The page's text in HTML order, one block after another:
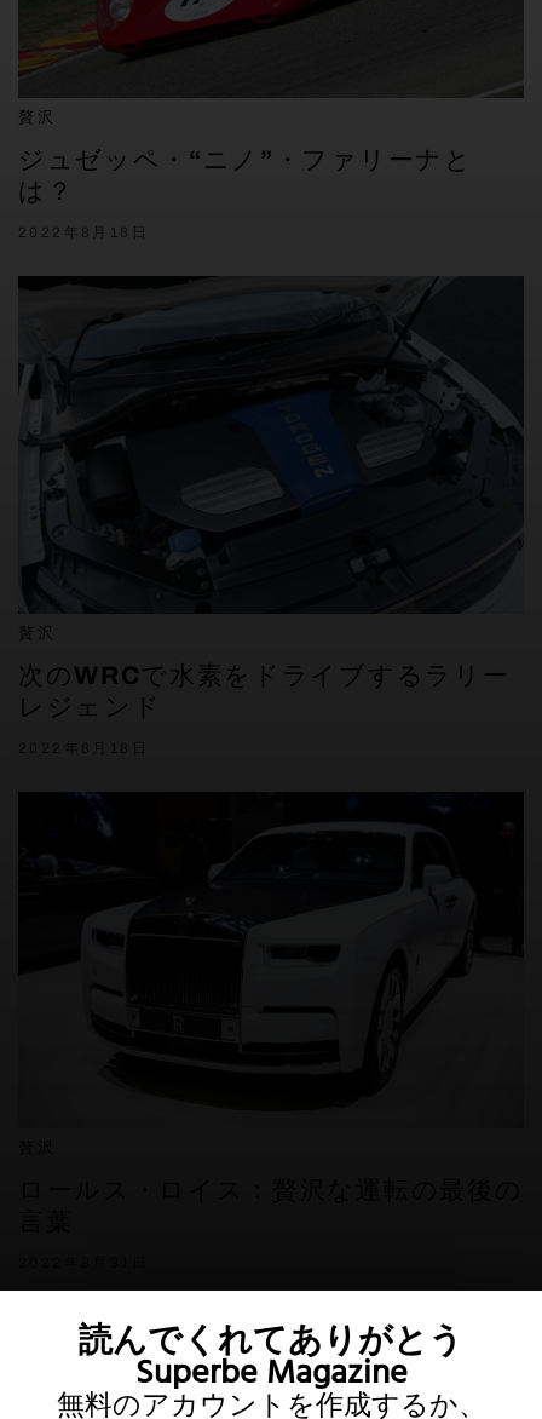
贅沢
ジュゼッペ・“ニノ”・ファリーナと
は？
2022年8月18日
贅沢
次のWRCで水素をドライブするラリー
レジェンド
読んでくれてありがとう
Superbe Magazine
無料のアカウントを作成するか、